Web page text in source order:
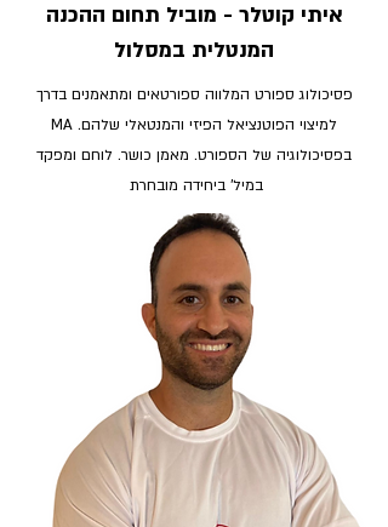
איתי קוטלר - מוביל תחום ההכנה
המנטלית במסלול
פסיכולוג ספורט המלווה ספורטאים ומתאמנים בדרך
למיצוי הפוטנציאל הפיזי והמנטאלי שלהם. MA
בפסיכולוגיה של הספורט. מאמן כושר. לוחם ומפקד
במיל' ביחידה מובחרת